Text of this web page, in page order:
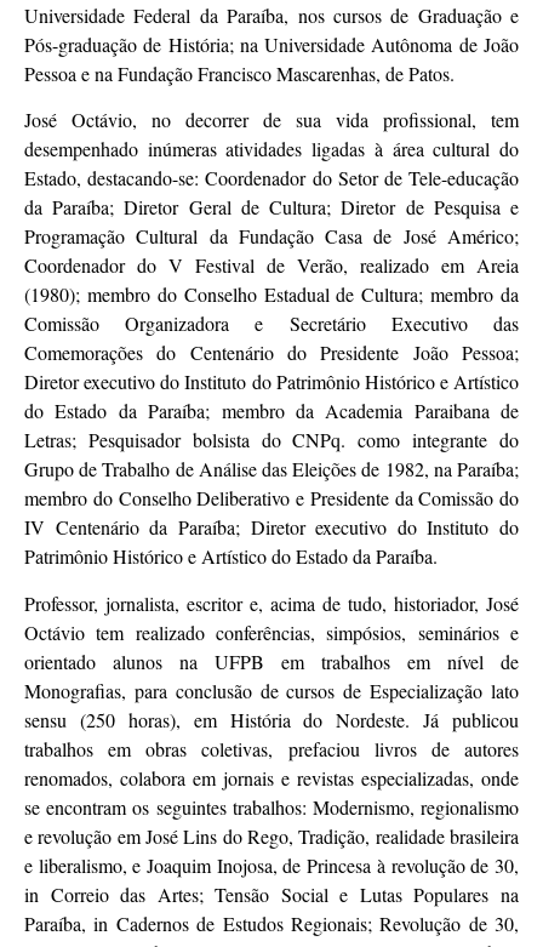
Universidade Federal da Paraíba, nos cursos de Graduação e
Pós-graduação de História; na Universidade Autônoma de João
Pessoa e na Fundação Francisco Mascarenhas, de Patos.
José Octávio, no decorrer de sua vida profissional, tem
desempenhado inúmeras atividades ligadas à área cultural do
Estado, destacando-se: Coordenador do Setor de Tele-educação
da Paraíba; Diretor Geral de Cultura; Diretor de Pesquisa e
Programação Cultural da Fundação Casa de José Américo;
Coordenador do V Festival de Verão, realizado em Areia
(1980); membro do Conselho Estadual de Cultura; membro da
Comissão Organizadora e Secretário Executivo das
Comemorações do Centenário do Presidente João Pessoa;
Diretor executivo do Instituto do Patrimônio Histórico e Artístico
do Estado da Paraíba; membro da Academia Paraibana de
Letras; Pesquisador bolsista do CNPq. como integrante do
Grupo de Trabalho de Análise das Eleições de 1982, na Paraíba;
membro do Conselho Deliberativo e Presidente da Comissão do
IV Centenário da Paraíba; Diretor executivo do Instituto do
Patrimônio Histórico e Artístico do Estado da Paraíba.
Professor, jornalista, escritor e, acima de tudo, historiador, José
Octávio tem realizado conferências, simpósios, seminários e
orientado alunos na UFPB em trabalhos em nível de
Monografias, para conclusão de cursos de Especialização lato
sensu (250 horas), em História do Nordeste. Já publicou
trabalhos em obras coletivas, prefaciou livros de autores
renomados, colabora em jornais e revistas especializadas, onde
se encontram os seguintes trabalhos: Modernismo, regionalismo
e revolução em José Lins do Rego, Tradição, realidade brasileira
e liberalismo, e Joaquim Inojosa, de Princesa à revolução de 30,
in Correio das Artes; Tensão Social e Lutas Populares na
Paraíba, in Cadernos de Estudos Regionais; Revolução de 30,